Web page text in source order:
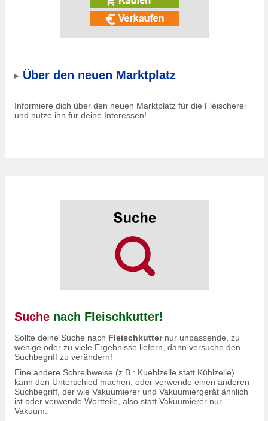
Über den neuen Marktplatz
Informiere dich über den neuen Marktplatz für die Fleischerei
und nutze ihn für deine Interessen!
Suche nach Fleischkutter!
Sollte deine Suche nach Fleischkutternur unpassende, zu
wenige oder zu viele Ergebnisse liefern, dann versuche den
Suchbegriff zu verändern!
Eine andere Schreibweise (z.B.: Kuehlzelle statt Kühlzelle)
kann den Unterschied machen; oder verwende einen anderen
Suchbegriff, der wie Vakuumierer und Vakuumiergerät ähnlich
ist oder verwende Wortteile, also statt Vakuumierer nur
Vakuum.